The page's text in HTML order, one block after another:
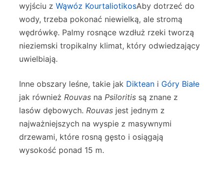
wyjściu z Wąwóz KourtaliotikosAby dotrzeć do
wody, trzeba pokonać niewielką, ale stromą
wędrówkę. Palmy rosnące wzdłuż rzeki tworzą
nieziemski tropikalny klimat, który odwiedzający
uwielbiają.
Inne obszary leśne, takie jak Diktean i Góry Białe
jak również Rouvas na Psiloritis są znane z
lasów dębowych. Rouvas jest jednym z
najważniejszych na wyspie z masywnymi
drzewami, które rosną gęsto i osiągają
wysokość ponad 15 m.